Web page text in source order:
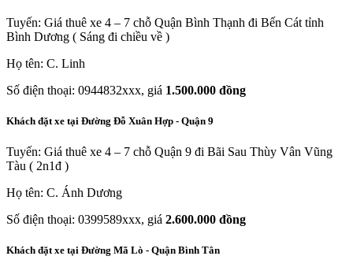
Tuyến: Giá thuê xe 4 – 7 chỗ Quận Bình Thạnh đi Bến Cát tỉnh
Bình Dương ( Sáng đi chiều về )
Họ tên: C. Linh
Số điện thoại: 0944832xxx, giá 1.500.000 đồng
Khách đặt xe tại Đường Đỗ Xuân Hợp - Quận 9
Tuyến: Giá thuê xe 4 – 7 chỗ Quận 9 đi Bãi Sau Thùy Vân Vũng
Tàu ( 2n1đ )
Họ tên: C. Ánh Dương
Số điện thoại: 0399589xxx, giá 2.600.000 đồng
Khách đặt xe tại Đường Mã Lò - Quận Bình Tân